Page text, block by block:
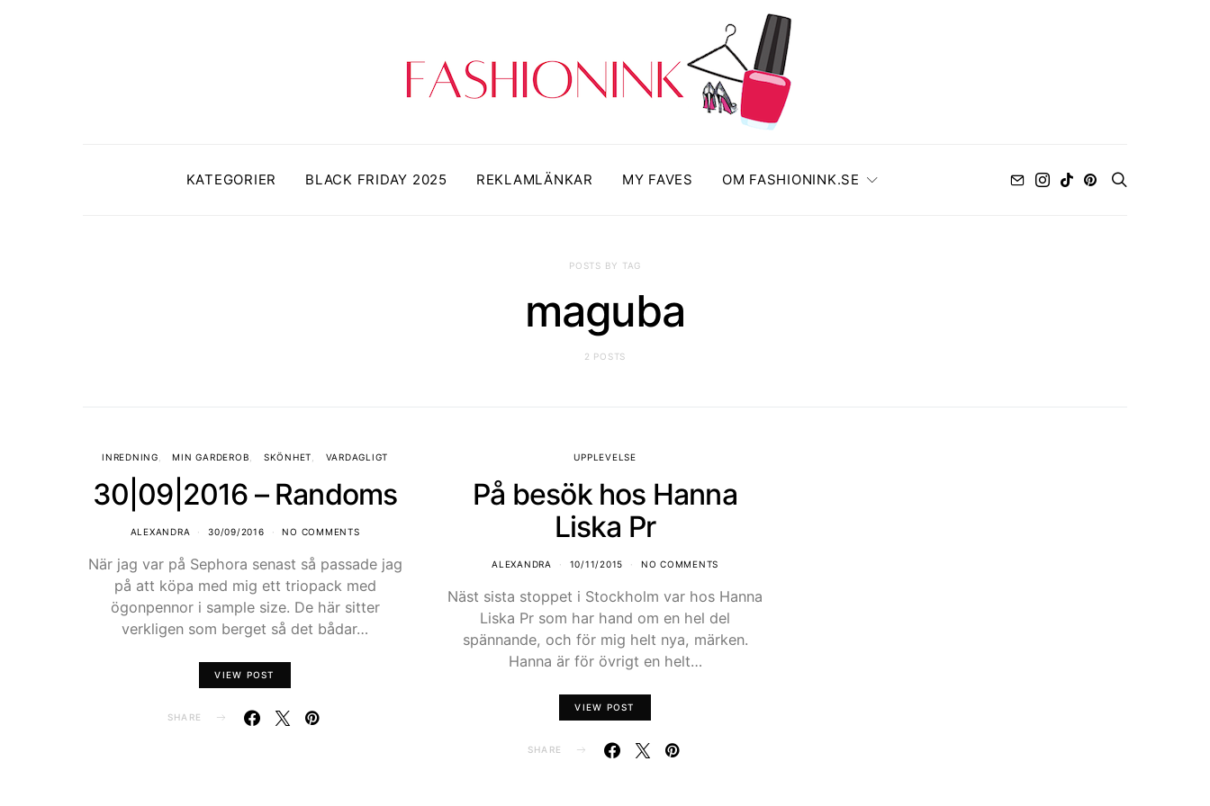
KATEGORIER BLACK FRIDAY 2025 REKLAMLÄNKAR MY FAVES OM FASHIONINK.SE
POSTS BY TAG
maguba
2 POSTS
INREDNING MIN GARDEROB SKÖNHET VARDAGLIGT
30|09|2016 – Randoms
ALEXANDRA 30/09/2016 NO COMMENTS
När jag var på Sephora senast så passade jag
på att köpa med mig ett triopack med
ögonpennor i sample size. De här sitter
verkligen som berget så det bådar…
VIEW POST
SHARE
UPPLEVELSE
På besök hos Hanna
Liska Pr
ALEXANDRA 10/11/2015 NO COMMENTS
Näst sista stoppet i Stockholm var hos Hanna
Liska Pr som har hand om en hel del
spännande, och för mig helt nya, märken.
Hanna är för övrigt en helt…
VIEW POST
SHARE